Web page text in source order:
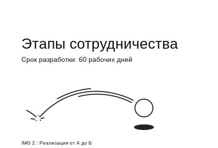
IMG 2 : Реализация от А до Б
Этапы сотрудничества
Срок разработки: 60 рабочих дней